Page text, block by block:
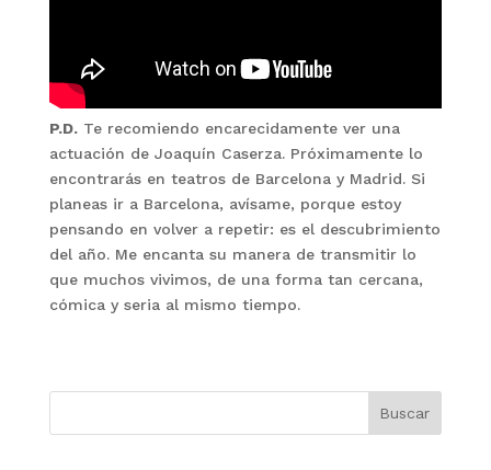
P.D.Te recomiendo encarecidamente ver una
actuación de Joaquín Caserza. Próximamente lo
encontrarás en teatros de Barcelona y Madrid. Si
planeas ir a Barcelona, avísame, porque estoy
pensando en volver a repetir: es el descubrimiento
del año. Me encanta su manera de transmitir lo
que muchos vivimos, de una forma tan cercana,
cómica y seria al mismo tiempo.
Buscar